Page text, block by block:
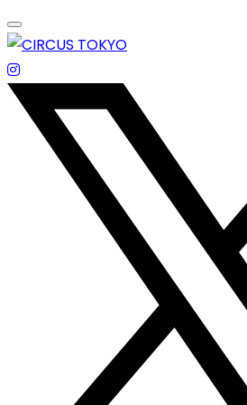
Skip
to
content
エンターテイメントスペース